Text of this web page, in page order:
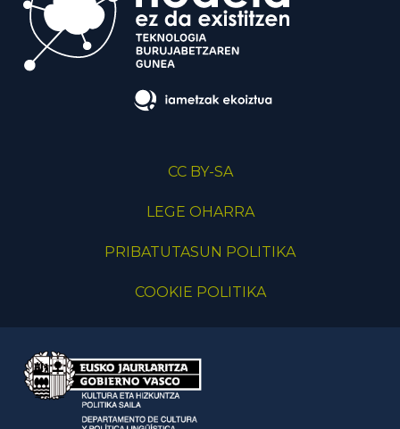
CC BY-SA
LEGE OHARRA
PRIBATUTASUN POLITIKA
COOKIE POLITIKA